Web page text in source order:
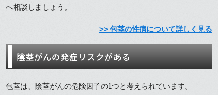
へ相談しましょう。
>> 包茎の性病について詳しく見る
陰茎がんの発症リスクがある
包茎は、陰茎がんの危険因子の1つと考えられています。